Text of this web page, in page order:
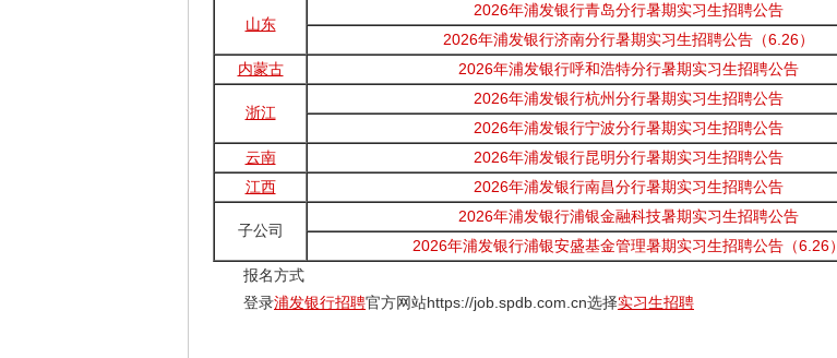
山东
2026年浦发银行青岛分行暑期实习生招聘公告
2026年浦发银行济南分行暑期实习生招聘公告（6.26）
内蒙古
2026年浦发银行呼和浩特分行暑期实习生招聘公告
浙江
2026年浦发银行杭州分行暑期实习生招聘公告
2026年浦发银行宁波分行暑期实习生招聘公告
云南
2026年浦发银行昆明分行暑期实习生招聘公告
江西
2026年浦发银行南昌分行暑期实习生招聘公告
子公司
2026年浦发银行浦银金融科技暑期实习生招聘公告
2026年浦发银行浦银安盛基金管理暑期实习生招聘公告（6.26）
报名方式
登录浦发银行招聘官方网站https://job.spdb.com.cn选择实习生招聘